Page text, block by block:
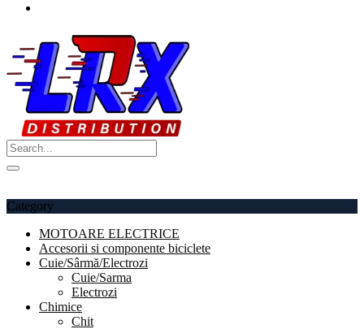
Category
MOTOARE ELECTRICE
Accesorii si componente biciclete
Cuie/Sârmă/Electrozi
Cuie/Sarma
Electrozi
Chimice
Chit